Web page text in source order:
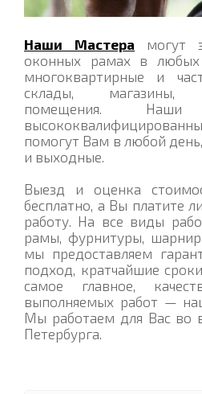
Наши Мастера могут
оконных рамах в
многоквартирные и
склады, магазины,
помещения.
помогут Вам в любой
и выходные.
Выезд и оценка
бесплатно, а Вы платите
работу. На все виды
рамы, фурнитуры,
мы предоставляем
подход, кратчайшие
самое главное,
выполняемых работ —
Мы работаем для Вас во
Петербурга.